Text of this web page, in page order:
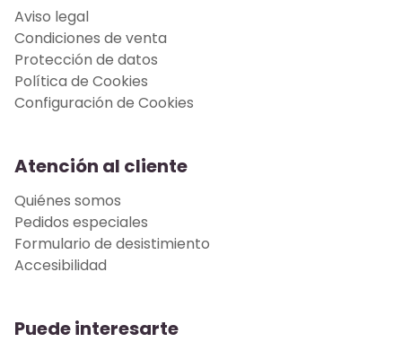
Aviso legal
Condiciones de venta
Protección de datos
Política de Cookies
Configuración de Cookies
Atención al cliente
Quiénes somos
Pedidos especiales
Formulario de desistimiento
Accesibilidad
Puede interesarte